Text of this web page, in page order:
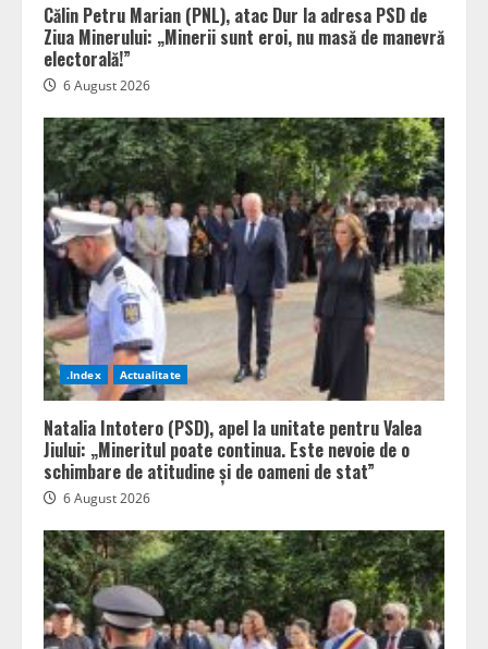
Călin Petru Marian (PNL), atac Dur la adresa PSD de
Ziua Minerului: „Minerii sunt eroi, nu masă de manevră
electorală!”
6 August 2026
.Index Actualitate
Natalia Intotero (PSD), apel la unitate pentru Valea
Jiului: „Mineritul poate continua. Este nevoie de o
schimbare de atitudine și de oameni de stat”
6 August 2026